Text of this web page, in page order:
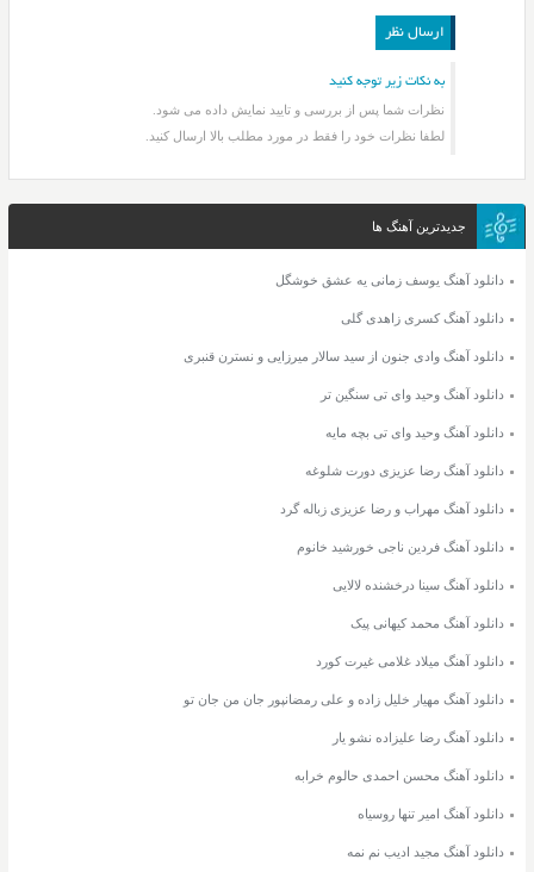
به نکات زیر توجه کنید
نظرات شما پس از بررسی و تایید نمایش داده می شود.
لطفا نظرات خود را فقط در مورد مطلب بالا ارسال کنید.
جدیدترین آهنگ ها
دانلود آهنگ یوسف زمانی یه عشق خوشگل
دانلود آهنگ کسری زاهدی گلی
دانلود آهنگ وادی جنون از سید سالار میرزایی و نسترن قنبری
دانلود آهنگ وحید وای تی سنگین تر
دانلود آهنگ وحید وای تی بچه مایه
دانلود آهنگ رضا عزیزی دورت شلوغه
دانلود آهنگ مهراب و رضا عزیزی زباله گرد
دانلود آهنگ فردین ناجی خورشید خانوم
دانلود آهنگ سینا درخشنده لالایی
دانلود آهنگ محمد کیهانی پیک
دانلود آهنگ میلاد غلامی غیرت کورد
دانلود آهنگ مهیار خلیل زاده و علی رمضانپور جان من جان تو
دانلود آهنگ رضا علیزاده نشو یار
دانلود آهنگ محسن احمدی حالوم خرابه
دانلود آهنگ امیر تنها روسیاه
دانلود آهنگ مجید ادیب نم نمه